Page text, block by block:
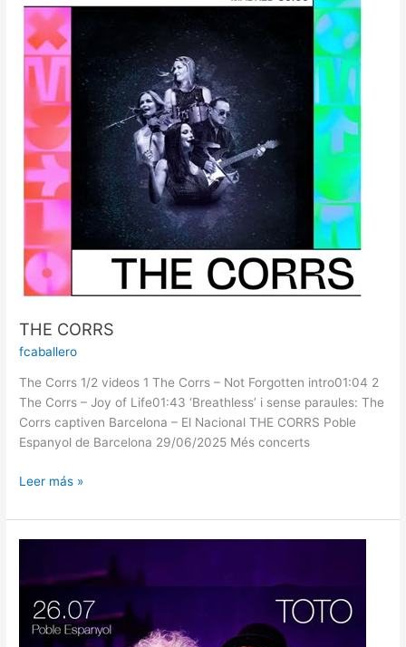
THE CORRS
fcaballero
The Corrs 1/2 videos 1 The Corrs – Not Forgotten intro01:04 2
The Corrs – Joy of Life01:43 ‘Breathless’ i sense paraules: The
Corrs captiven Barcelona – El Nacional THE CORRS Poble
Espanyol de Barcelona 29/06/2025 Més concerts
Leer más »
26072024